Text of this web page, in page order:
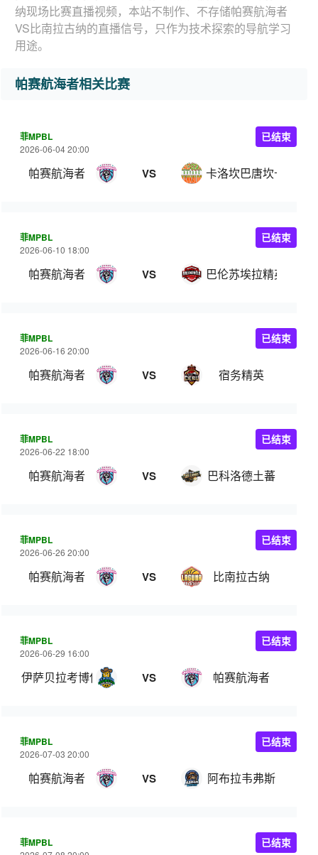
纳现场比赛直播视频，本站不制作、不存储帕赛航海者
VS比南拉古纳的直播信号，只作为技术探索的导航学习
用途。
帕赛航海者相关比赛
菲MPBL
2026-06-04 20:00
帕赛航海者 VS 卡洛坎巴唐坎卡洛
已结束
菲MPBL
2026-06-10 18:00
帕赛航海者 VS 巴伦苏埃拉精英
已结束
菲MPBL
2026-06-16 20:00
帕赛航海者 VS 宿务精英
已结束
菲MPBL
2026-06-22 18:00
帕赛航海者 VS 巴科洛德土蕃
已结束
菲MPBL
2026-06-26 20:00
帕赛航海者 VS 比南拉古纳
已结束
菲MPBL
2026-06-29 16:00
伊萨贝拉考博伊斯 VS 帕赛航海者
已结束
菲MPBL
2026-07-03 20:00
帕赛航海者 VS 阿布拉韦弗斯
已结束
菲MPBL 已结束